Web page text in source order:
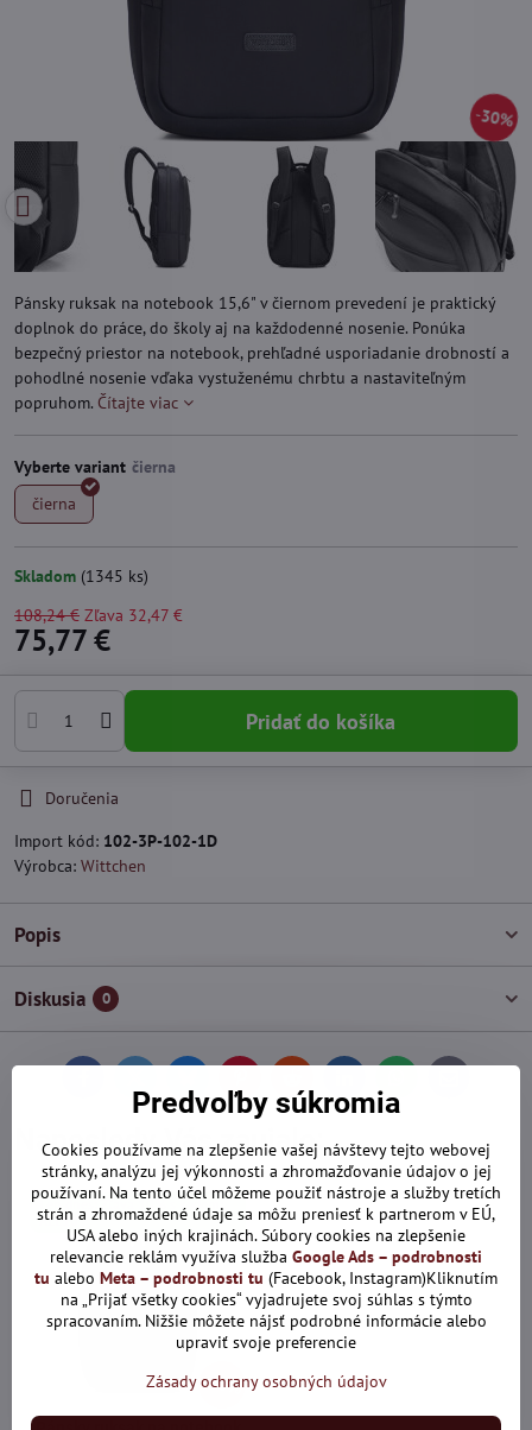
30%
Pánsky ruksak na notebook 15,6" v čiernom prevedení je praktický
doplnok do práce, do školy aj na každodenné nosenie. Ponúka
bezpečný priestor na notebook, prehľadné usporiadanie drobností a
pohodlné nosenie vďaka vystuženému chrbtu a nastaviteľným
popruhom. Čítajte viac
Vyberte variant
čierna
Skladom (1345 ks)
108,24 € Zľava 32,47 €
75,77 €
Pridať do košíka
Doručenia
Import kód: 102-3P-102-1D
Výrobca: Wittchen
Popis
Diskusia 0
Naposledy Vás zaujalo:
30%
Len dnes: Zľava 10% s kódom:
ALL10
Predvoľby súkromia
Cookies používame na zlepšenie vašej návštevy tejto webovej
stránky, analýzu jej výkonnosti a zhromažďovanie údajov o jej
používaní. Na tento účel môžeme použiť nástroje a služby tretích
strán a zhromaždené údaje sa môžu preniesť k partnerom v EÚ,
USA alebo iných krajinách. Súbory cookies na zlepšenie
relevancie reklám využíva služba Google Ads – podrobnosti
tu alebo Meta – podrobnosti tu (Facebook, Instagram)Kliknutím
na „Prijať všetky cookies“ vyjadrujete svoj súhlas s týmto
spracovaním. Nižšie môžete nájsť podrobné informácie alebo
upraviť svoje preferencie
Zásady ochrany osobných údajov